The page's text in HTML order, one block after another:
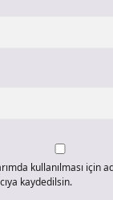
kullanılması için
kaydedilsin.